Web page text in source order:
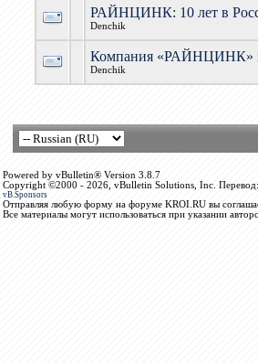
РАЙНЦИНК: 10 лет в
Denchik
Компания «РАЙНЦИНК»
Denchik
Powered by vBulletin® Version 3.8.7
Copyright ©2000 - 2026, vBulletin Solutions, Inc. Перевод:
vB.Sponsors
Отправляя любую форму на форуме KROI.RU вы
Все материалы могут использоваться при указании